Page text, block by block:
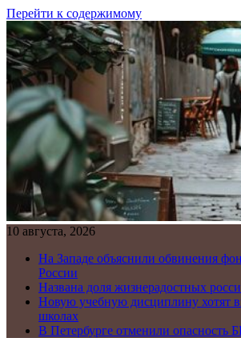
Перейти к содержимому
10 августа, 2026
На Западе объяснили обвинения
России
Названа доля жизнерадостных
Новую учебную дисциплину хотят
школах
В Петербурге отменили опасность